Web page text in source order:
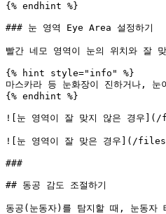
{% endhint %}
### 눈 영역 Eye Area 설정하기
빨간 네모 영역이 눈의 위치와 잘
{% hint style="info" %}
마스카라 등 눈화장이 진하거나,
{% endhint %}
![눈 영역이 잘 맞지 않은 경우](/
![눈 영역이 잘 맞은 경우](/
###
## 동공 감도 조절하기
동공(눈동자)를 탐지할 때, 눈동자